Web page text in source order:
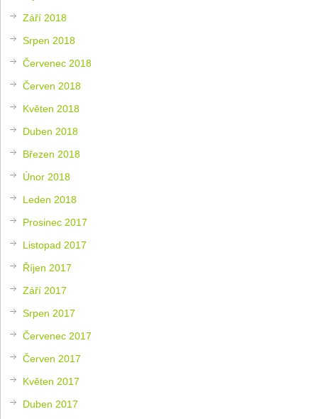
Září 2018
Srpen 2018
Červenec 2018
Červen 2018
Květen 2018
Duben 2018
Březen 2018
Únor 2018
Leden 2018
Prosinec 2017
Listopad 2017
Říjen 2017
Září 2017
Srpen 2017
Červenec 2017
Červen 2017
Květen 2017
Duben 2017